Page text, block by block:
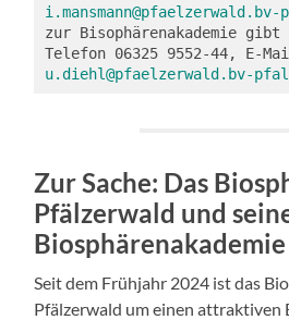
zur Bisophärenakademie
u.diehl@pfaelzerwald.bv-
Zur Sache: Das
Pfälzerwald und
Biosphärenakademie
Seit dem Frühjahr 2024 ist das
Pfälzerwald um einen attraktiven